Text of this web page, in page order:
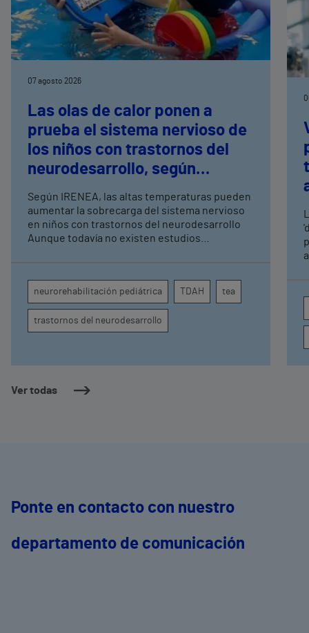
Ver todas
07 agosto 2026
Las olas de calor ponen a
prueba el sistema nervioso de
los niños con trastornos del
neurodesarrollo, según
expertos en
neurorrehabilitación
pediátrica de Vithas
Según IRENEA, las altas temperaturas pueden
aumentar la sobrecarga del sistema nervioso
en niños con trastornos del neurodesarrollo
Aunque todavía no existen estudios
atención, la regulación emocional y la
conducta
neurorehabilitación pediátrica TDAH tea
trastornos del neurodesarrollo
Ponte en contacto con nuestro
departamento de comunicación